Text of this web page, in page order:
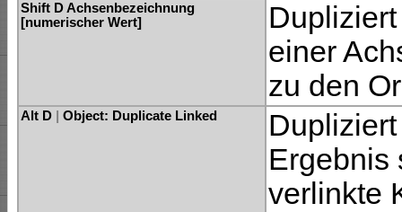
Shift D Achsenbezeichnung
[numerischer Wert]
einer
zu den
Alt D Object: Duplicate Linked
Ergebnis
verlinkte